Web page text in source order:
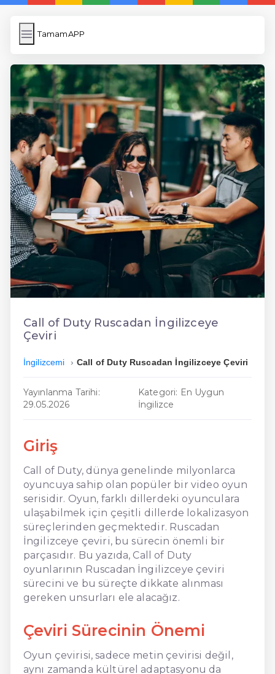
TamamAPP
TamamAPP
Resim Yükle
Wordpress Cache
Anasayfa
5 Günde İngilizce
İngilizce
Dil Eğitimi
En Hızlı İngilizce
En Kolay İngilizce
En Ucuz İngilizce
En Uygun İngilizce
Call of Duty Ruscadan İngilizceye
Çeviri
İngilizcemi Call of Duty Ruscadan İngilizceye Çeviri
Yayınlanma Tarihi:
29.05.2026
Kategori: En Uygun
İngilizce
Giriş
Call of Duty, dünya genelinde milyonlarca
oyuncuya sahip olan popüler bir video oyun
serisidir. Oyun, farklı dillerdeki oyunculara
ulaşabilmek için çeşitli dillerde lokalizasyon
süreçlerinden geçmektedir. Ruscadan
İngilizceye çeviri, bu sürecin önemli bir
parçasıdır. Bu yazıda, Call of Duty
oyunlarının Ruscadan İngilizceye çeviri
sürecini ve bu süreçte dikkate alınması
gereken unsurları ele alacağız.
Çeviri Sürecinin Önemi
Oyun çevirisi, sadece metin çevirisi değil,
aynı zamanda kültürel adaptasyonu da